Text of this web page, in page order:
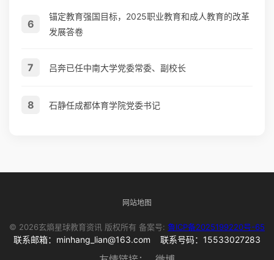
6
锚定教育强国目标，2025职业教育和成人教育的改革
发展答卷
7 吕奔已任中南大学党委常委、副校长
8 石静任成都体育学院党委书记
网站地图
© 2026玄熵星球教育资讯 版权所有 备案号: 鲁ICP备2025199220号-65
联系邮箱：minhang_lian@163.com 联系号码：15533027283